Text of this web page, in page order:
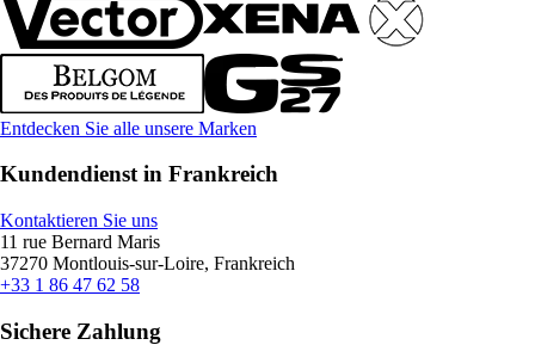
Entdecken Sie alle unsere Marken
Kundendienst in Frankreich
Kontaktieren Sie uns
11 rue Bernard Maris
37270 Montlouis-sur-Loire, Frankreich
+33 1 86 47 62 58
Sichere Zahlung